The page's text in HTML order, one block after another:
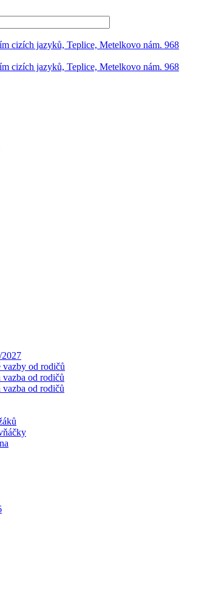
cizích jazyků, Teplice, Metelkovo nám. 968
cizích jazyků, Teplice, Metelkovo nám. 968
vazby od rodičů
vazba od rodičů
vazba od rodičů